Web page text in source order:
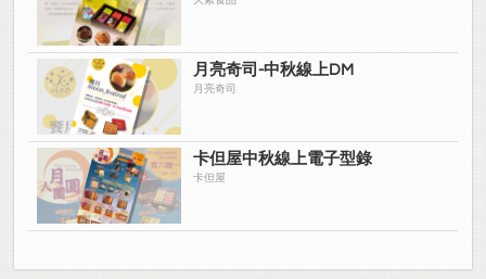
月亮奇司-中秋線上DM
月亮奇司
卡但屋中秋線上電子型錄
卡但屋